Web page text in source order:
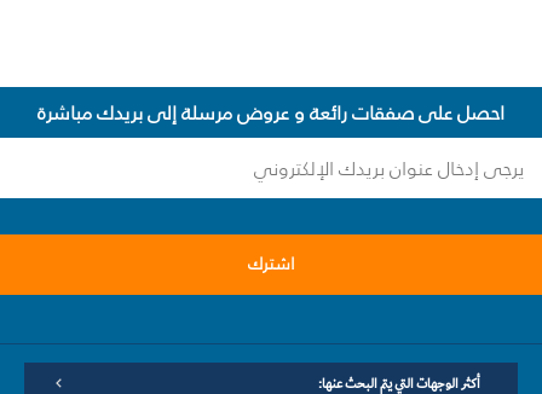
احصل على صفقات رائعة و عروض مرسلة إلى بريدك مباشرة
اشترك
أكثر الوجهات التي يتم البحث عنها: